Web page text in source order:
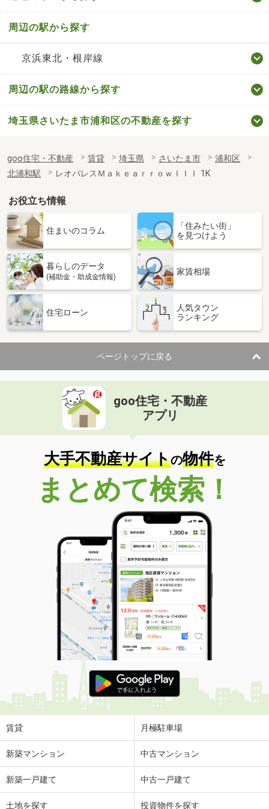
周辺の駅から探す
京浜東北・根岸線
周辺の駅の路線から探す
埼玉県さいたま市浦和区の不動産を探す
goo住宅・不動産 賃貸 埼玉県 さいたま市
浦和区
北浦和駅
レオパレスＭａｋｅａｒｒｏｗＩＩＩ 1K
お役立ち情報
住まいのコラム
「住みたい街」
を見つけよう
暮らしのデータ
(補助金・助成金情報)
家賃相場
住宅ローン
人気タウン
ランキング
ページトップに戻る
goo住宅・不動産
アプリ
大手不動産サイトの物件を
まとめて検索！
賃貸 月極駐車場
新築マンション 中古マンション
新築一戸建て 中古一戸建て
土地を探す 投資物件を探す